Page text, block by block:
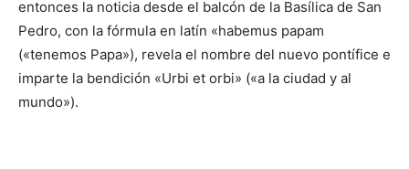
entonces la noticia desde el balcón de la Basílica de San
Pedro, con la fórmula en latín «habemus papam
(«tenemos Papa»), revela el nombre del nuevo pontífice e
imparte la bendición «Urbi et orbi» («a la ciudad y al
mundo»).